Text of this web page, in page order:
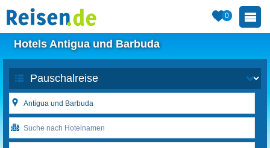
0
Hotels Antigua und Barbuda